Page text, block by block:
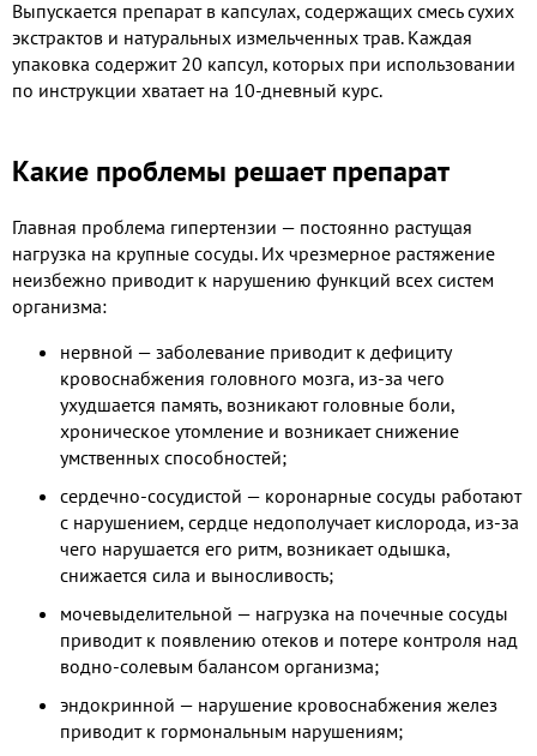
Выпускается препарат в капсулах, содержащих смесь сухих
экстрактов и натуральных измельченных трав. Каждая
упаковка содержит 20 капсул, которых при использовании
по инструкции хватает на 10-дневный курс.
Какие проблемы решает препарат
Главная проблема гипертензии — постоянно растущая
нагрузка на крупные сосуды. Их чрезмерное растяжение
неизбежно приводит к нарушению функций всех систем
организма:
нервной — заболевание приводит к дефициту
кровоснабжения головного мозга, из-за чего
ухудшается память, возникают головные боли,
хроническое утомление и возникает снижение
умственных способностей;
сердечно-сосудистой — коронарные сосуды работают
с нарушением, сердце недополучает кислорода, из-за
чего нарушается его ритм, возникает одышка,
снижается сила и выносливость;
мочевыделительной — нагрузка на почечные сосуды
приводит к появлению отеков и потере контроля над
водно-солевым балансом организма;
эндокринной — нарушение кровоснабжения желез
приводит к гормональным нарушениям;